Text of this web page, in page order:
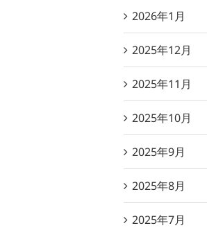
2026年1月
2025年12月
2025年11月
2025年10月
2025年9月
2025年8月
2025年7月